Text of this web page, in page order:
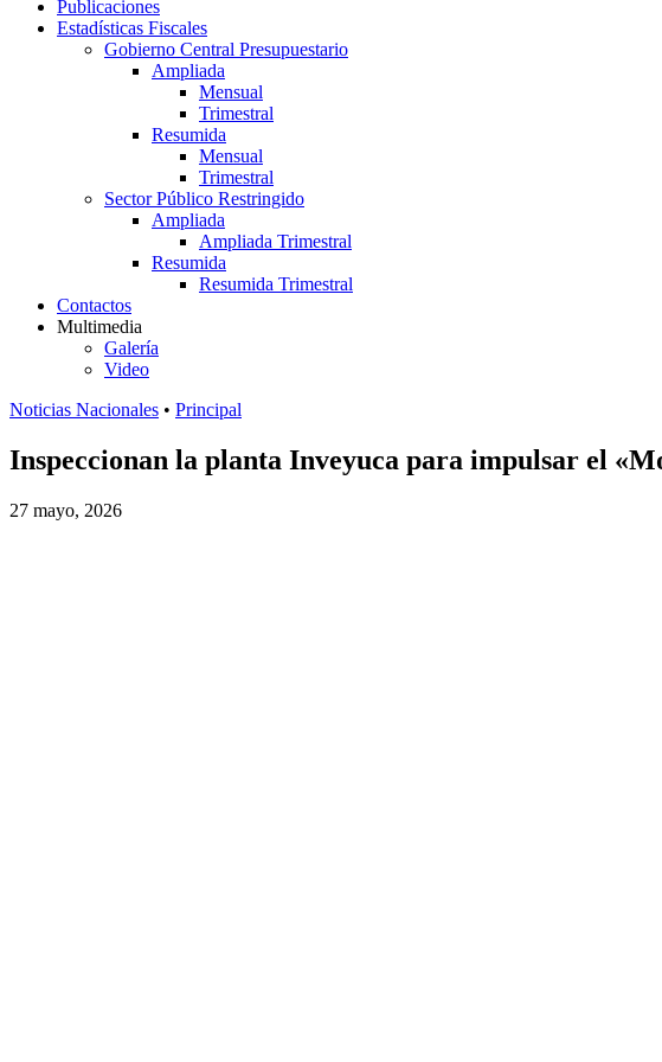
Publicaciones
Estadísticas Fiscales
Gobierno Central Presupuestario
Ampliada
Mensual
Trimestral
Resumida
Mensual
Trimestral
Sector Público Restringido
Ampliada
Ampliada Trimestral
Resumida
Resumida Trimestral
Contactos
Multimedia
Galería
Video
Noticias Nacionales • Principal
Inspeccionan la planta Inveyuca para impulsar el
27 mayo, 2026